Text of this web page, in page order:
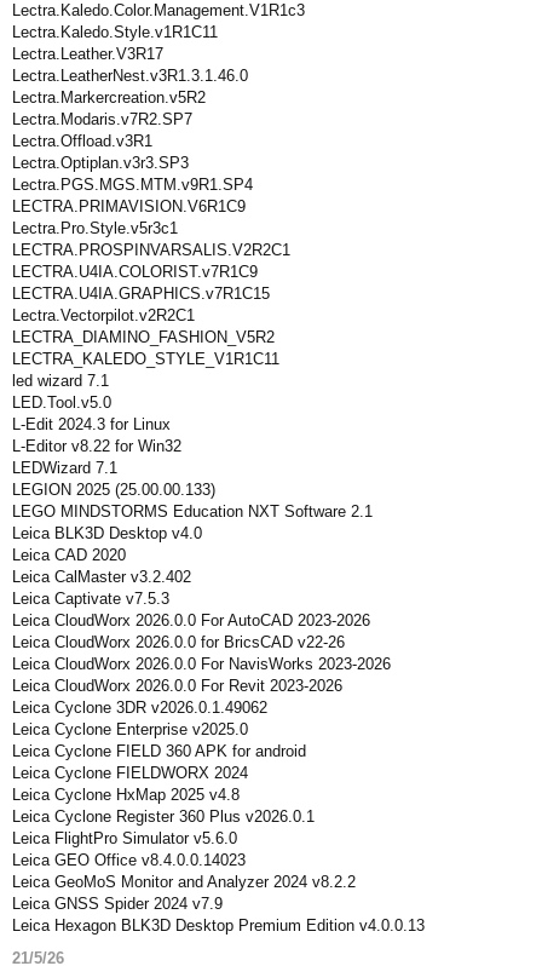
Lectra.Kaledo.Color.Management.V1R1c3
Lectra.Kaledo.Style.v1R1C11
Lectra.Leather.V3R17
Lectra.LeatherNest.v3R1.3.1.46.0
Lectra.Markercreation.v5R2
Lectra.Modaris.v7R2.SP7
Lectra.Offload.v3R1
Lectra.Optiplan.v3r3.SP3
Lectra.PGS.MGS.MTM.v9R1.SP4
LECTRA.PRIMAVISION.V6R1C9
Lectra.Pro.Style.v5r3c1
LECTRA.PROSPINVARSALIS.V2R2C1
LECTRA.U4IA.COLORIST.v7R1C9
LECTRA.U4IA.GRAPHICS.v7R1C15
Lectra.Vectorpilot.v2R2C1
LECTRA_DIAMINO_FASHION_V5R2
LECTRA_KALEDO_STYLE_V1R1C11
led wizard 7.1
LED.Tool.v5.0
L-Edit 2024.3 for Linux
L-Editor v8.22 for Win32
LEDWizard 7.1
LEGION 2025 (25.00.00.133)
LEGO MINDSTORMS Education NXT Software 2.1
Leica BLK3D Desktop v4.0
Leica CAD 2020
Leica CalMaster v3.2.402
Leica Captivate v7.5.3
Leica CloudWorx 2026.0.0 For AutoCAD 2023-2026
Leica CloudWorx 2026.0.0 for BricsCAD v22-26
Leica CloudWorx 2026.0.0 For NavisWorks 2023-2026
Leica CloudWorx 2026.0.0 For Revit 2023-2026
Leica Cyclone 3DR v2026.0.1.49062
Leica Cyclone Enterprise v2025.0
Leica Cyclone FIELD 360 APK for android
Leica Cyclone FIELDWORX 2024
Leica Cyclone HxMap 2025 v4.8
Leica Cyclone Register 360 Plus v2026.0.1
Leica FlightPro Simulator v5.6.0
Leica GEO Office v8.4.0.0.14023
Leica GeoMoS Monitor and Analyzer 2024 v8.2.2
Leica GNSS Spider 2024 v7.9
Leica Hexagon BLK3D Desktop Premium Edition v4.0.0.13
21/5/26